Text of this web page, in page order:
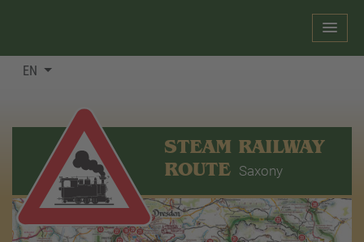
EN
STEAM RAILWAY
ROUTE Saxony